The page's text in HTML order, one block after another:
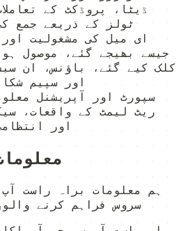
ڈیٹا، پروڈکٹ کے
ٹولز کے ذریعے جمع
ای میل کی مشغولیت
جیسے بھیجے گئے، موصول
کلک کیے گئے، باؤنس، ان
اور سپیم
سپورٹ اور آپریشنل
ریٹ لیمٹ کے واقعات،
اور
3.
ہم معلومات براہ راست
سروس فراہم کرنے